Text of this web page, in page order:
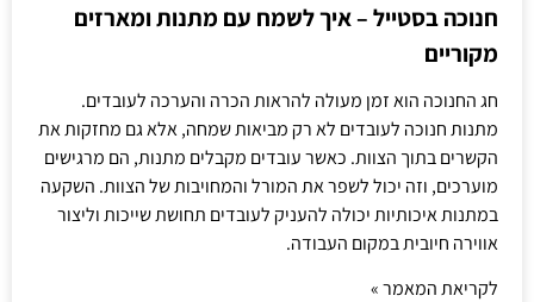
חנוכה בסטייל – איך לשמח עם מתנות ומארזים
מקוריים
חג החנוכה הוא זמן מעולה להראות הכרה והערכה לעובדים.
מתנות חנוכה לעובדים לא רק מביאות שמחה, אלא גם מחזקות את
הקשרים בתוך הצוות. כאשר עובדים מקבלים מתנות, הם מרגישים
מוערכים, וזה יכול לשפר את המורל והמחויבות של הצוות. השקעה
במתנות איכותיות יכולה להעניק לעובדים תחושת שייכות וליצור
אווירה חיובית במקום העבודה.
לקריאת המאמר »